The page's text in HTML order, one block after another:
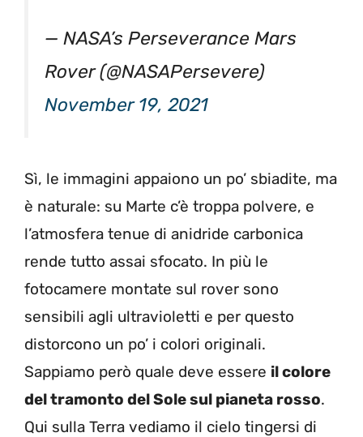
— NASA’s Perseverance Mars
Rover (@NASAPersevere)
November 19, 2021
Sì, le immagini appaiono un po’ sbiadite, ma
è naturale: su Marte c’è troppa polvere, e
l’atmosfera tenue di anidride carbonica
rende tutto assai sfocato. In più le
fotocamere montate sul rover sono
sensibili agli ultravioletti e per questo
distorcono un po’ i colori originali.
Sappiamo però quale deve essere il colore
del tramonto del Sole sul pianeta rosso.
Qui sulla Terra vediamo il cielo tingersi di